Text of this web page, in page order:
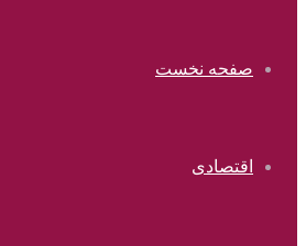
صفحه نخست
اقتصادی